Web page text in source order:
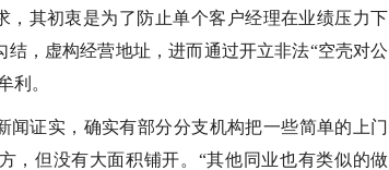
，其初衷是为了防止单个客户经理在业绩压力下
，虚构经营地址，进而通过开立非法“空壳对公
利。
闻证实，确实有部分分支机构把一些简单的上门
，但没有大面积铺开。“其他同业也有类似的做